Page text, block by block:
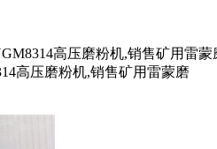
高压磨粉机,销售矿用雷
高压磨粉机,销售矿用雷蒙磨